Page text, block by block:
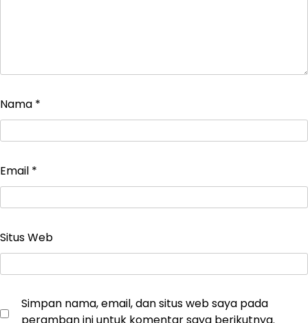
Nama *
Email *
Situs Web
Simpan nama, email, dan situs web saya pada
peramban ini untuk komentar saya berikutnya.